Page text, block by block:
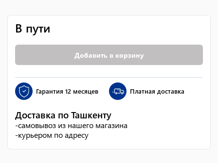
В пути
Добавить в корзину
Гарантия 12 месяцев Платная доставка
Доставка по Ташкенту
-самовывоз из нашего магазина
-курьером по адресу